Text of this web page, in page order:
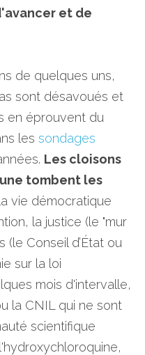
et de
de quelques uns,
sont désavoués et
en éprouvent du
les sondages
Les cloisons
tombent les
vie démocratique
la justice (le "mur
(le Conseil d’État ou
sur la loi
mois d'intervalle,
la CNIL qui ne sont
scientifique